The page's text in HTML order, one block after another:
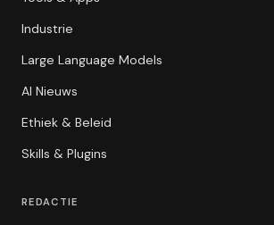
Industrie
Large Language Models
AI Nieuws
Ethiek & Beleid
Skills & Plugins
REDACTIE